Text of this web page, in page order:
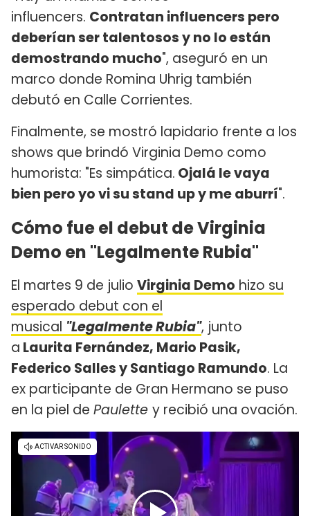
influencers. Contratan influencers pero
deberían ser talentosos y no lo están
demostrando mucho", aseguró en un
marco donde Romina Uhrig también
debutó en Calle Corrientes.
Finalmente, se mostró lapidario frente a los
shows que brindó Virginia Demo como
humorista: "Es simpática. Ojalá le vaya
bien pero yo vi su stand up y me aburrí".
Cómo fue el debut de Virginia
Demo en "Legalmente Rubia"
El martes 9 de julio Virginia Demo hizo su
esperado debut con el
musical "Legalmente Rubia", junto
a Laurita Fernández, Mario Pasik,
Federico Salles y Santiago Ramundo. La
ex participante de Gran Hermano se puso
en la piel de Paulette y recibió una ovación.